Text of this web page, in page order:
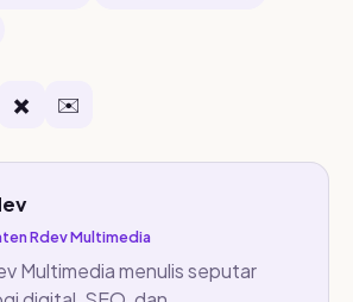
✖️ ✉️
Rdev Multimedia
Multimedia menulis seputar